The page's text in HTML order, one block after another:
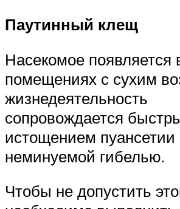
Паутинный клещ
Насекомое появляется
помещениях с сухим
жизнедеятельность
сопровождается
истощением пуансетии
неминуемой гибелью.
Чтобы не допустить